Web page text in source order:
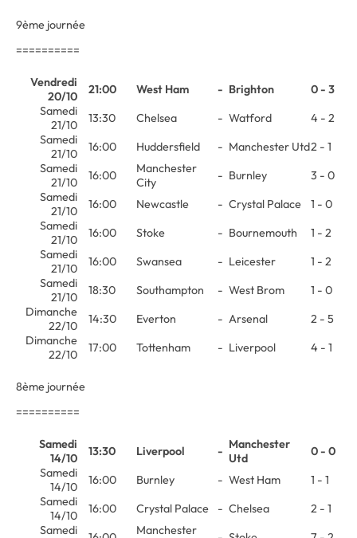
9ème journée
==========
Vendredi
20/10
21:00 West Ham - Brighton
0 - 3
Samedi
21/10
13:30 Chelsea - Watford
4 - 2
Samedi
21/10
16:00 Huddersfield - Manchester Utd2 - 1
Samedi
21/10
16:00
Manchester
City
- Burnley
3 - 0
Samedi
21/10
16:00 Newcastle - Crystal Palace
1 - 0
Samedi
21/10
16:00 Stoke - Bournemouth
1 - 2
Samedi
21/10
16:00 Swansea - Leicester
1 - 2
Samedi
21/10
18:30 Southampton - West Brom
1 - 0
Dimanche
22/10
14:30 Everton - Arsenal
2 - 5
Dimanche
22/10
17:00 Tottenham - Liverpool 4 - 1
8ème journée
==========
Samedi
14/10
13:30 Liverpool - Manchester
Utd
0 - 0
Samedi
14/10
16:00 Burnley - West Ham
1 - 1
Samedi
14/10
16:00 Crystal Palace - Chelsea
2 - 1
Samedi
Manchester